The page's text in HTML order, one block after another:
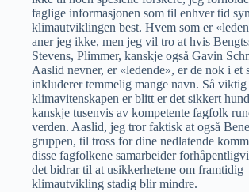
faglige informasjonen som til enhver tid
klimautviklingen best. Hvem som er
aner jeg ikke, men jeg vil tro at hvis
Stevens, Plimmer, kanskje også Gavin
Aaslid nevner, er «ledende», er de nok i et
inkluderer temmelig mange navn. Så viktig
klimavitenskapen er blitt er det sikkert
kanskje tusenvis av kompetente fagfolk
verden. Aaslid, jeg tror faktisk at også
gruppen, til tross for dine nedlatende
disse fagfolkene samarbeider
det bidrar til at usikkerhetene om framtidig
klimautvikling stadig blir mindre.